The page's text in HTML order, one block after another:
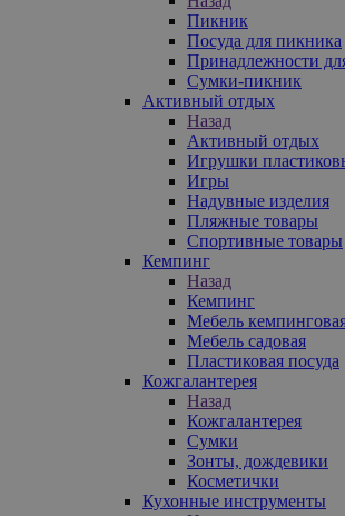
Пикник
Посуда для пикника
Принадлежности
Сумки-пикник
Активный отдых
Назад
Активный отдых
Игрушки
Игры
Надувные изделия
Пляжные товары
Спортивные товары
Кемпинг
Назад
Кемпинг
Мебель
Мебель садовая
Пластиковая посуда
Кожгалантерея
Назад
Кожгалантерея
Сумки
Зонты, дождевики
Косметички
Кухонные инструменты